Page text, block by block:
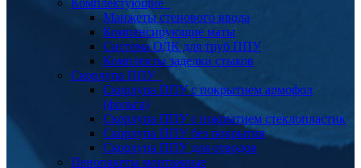
Комплектующие
Манжеты стенового ввода
Компенсирующие маты
Система ОДК для труб ППУ
Комплекты заделки стыков
Скорлупа ППУ
Скорлупа ППУ с покрытием армофол
(фольга)
Скорлупа ППУ с покрытием стеклопластик
Скорлупа ППУ без покрытия
Скорлупа ППУ для отводов
Пенопакеты монтажные